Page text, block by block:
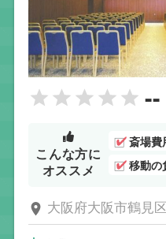
--
こんな方に
オススメ
斎場費
移動の
大阪府大阪市鶴見